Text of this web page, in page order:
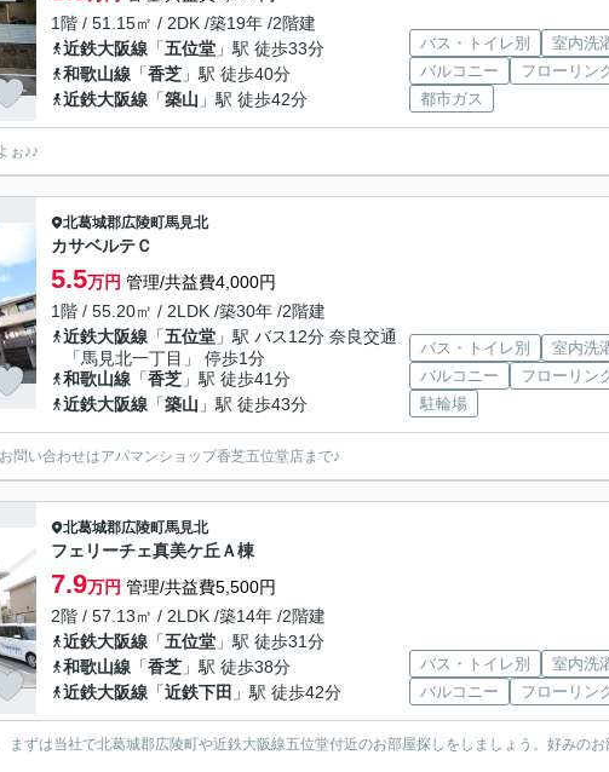
1階 / 51.15㎡ / 2DK /築19年 /2階建
近鉄大阪線 「五位堂 」駅 徒歩33分
和歌山線 「香芝 」駅 徒歩40分
近鉄大阪線 「築山 」駅 徒歩42分
バス・トイレ別
室内洗
バルコニー
フローリン
都市ガス
ぉ♪♪
北葛城郡広陵町馬見北
カサベルテＣ
5.5万円 管理/共益費4,000円
1階 / 55.20㎡ / 2LDK /築30年 /2階建
近鉄大阪線 「五位堂 」駅 バス12分 奈良交通
「馬見北一丁目」 停歩1分
和歌山線 「香芝 」駅 徒歩41分
近鉄大阪線 「築山 」駅 徒歩43分
バス・トイレ別
室内洗
バルコニー
フローリン
駐輪場
問い合わせはアパマンショップ香芝五位堂店まで♪
北葛城郡広陵町馬見北
フェリーチェ真美ケ丘Ａ棟
7.9万円 管理/共益費5,500円
2階 / 57.13㎡ / 2LDK /築14年 /2階建
近鉄大阪線 「五位堂 」駅 徒歩31分
和歌山線 「香芝 」駅 徒歩38分
近鉄大阪線 「近鉄下田 」駅 徒歩42分
バス・トイレ別 室内洗
バルコニー
フローリン
まずは当社で北葛城郡広陵町や近鉄大阪線五位堂付近のお部屋探しをしましょう。好みの